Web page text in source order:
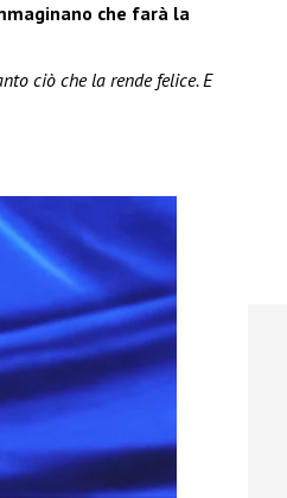
che farà la
ciò che la rende felice. E